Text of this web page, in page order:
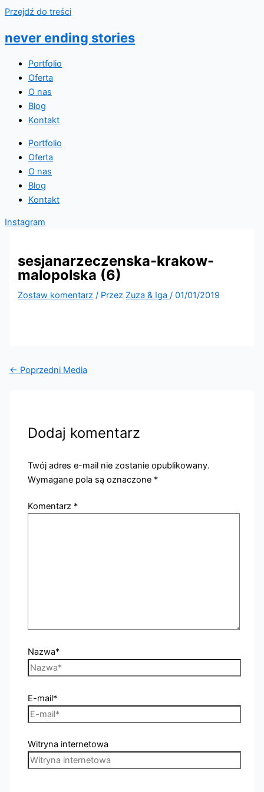
Przejdź do treści
never ending stories
Portfolio
Oferta
O nas
Blog
Kontakt
Portfolio
Oferta
O nas
Blog
Kontakt
Instagram
sesjanarzeczenska-krakow-
malopolska (6)
Zostaw komentarz / Przez Zuza & Iga/01/01/2019
← Poprzedni Media
Dodaj komentarz
Twój adres e-mail nie zostanie opublikowany.
Wymagane pola są oznaczone *
Komentarz *
Nazwa*
E-mail*
Witryna internetowa